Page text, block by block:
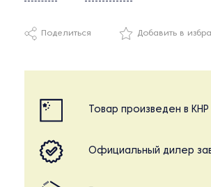
Поделиться Добавить в
Товар произведен в КНР
Официальный дилер